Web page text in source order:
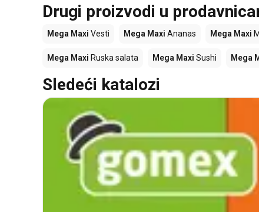
Drugi proizvodi u
Mega Maxi Vesti Mega Maxi Ananas Mega Maxi
Mega Maxi Ruska salata Mega Maxi Sushi Mega
Sledeći katalozi